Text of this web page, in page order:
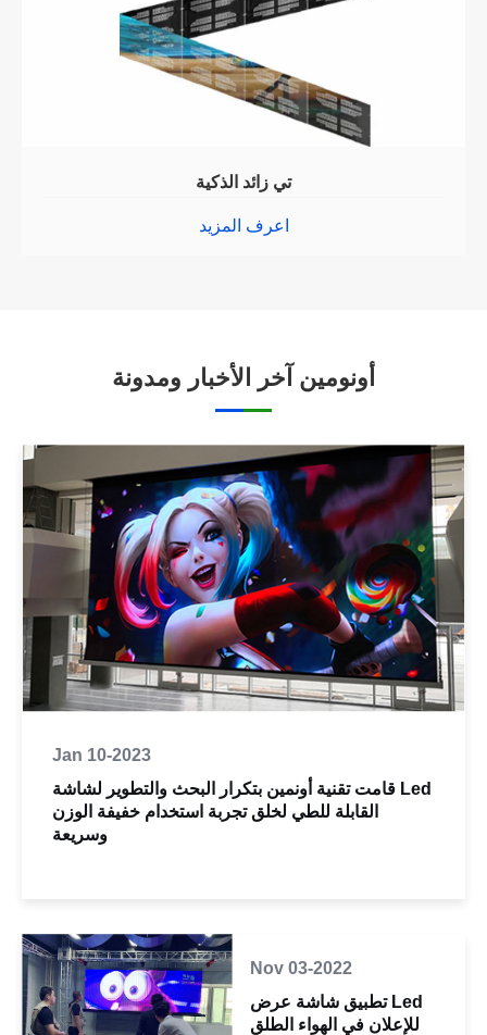
تي زائد الذكية
اعرف المزيد
أونومين آخر الأخبار ومدونة
Jan 10-2023
قامت تقنية أونمين بتكرار البحث والتطوير لشاشة Led
القابلة للطي لخلق تجربة استخدام خفيفة الوزن
وسريعة
Nov 03-2022
تطبيق شاشة عرض Led
للإعلان في الهواء الطلق